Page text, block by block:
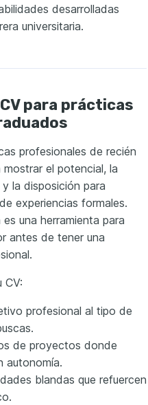
desarrolladas
universitaria.
para prácticas
profesionales de recién
mostrar el potencial, la
la disposición para
experiencias formales.
es una herramienta para
antes de tener una
CV:
profesional al tipo de
de proyectos donde
autonomía.
blandas que refuercen